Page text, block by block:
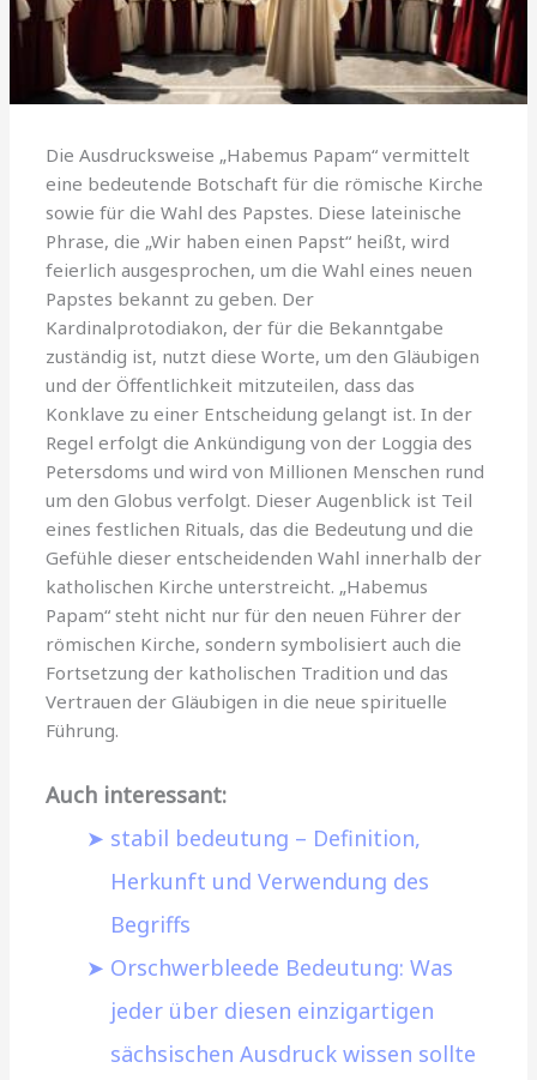
Die Ausdrucksweise „Habemus Papam“ vermittelt
eine bedeutende Botschaft für die römische Kirche
sowie für die Wahl des Papstes. Diese lateinische
Phrase, die „Wir haben einen Papst“ heißt, wird
feierlich ausgesprochen, um die Wahl eines neuen
Papstes bekannt zu geben. Der
Kardinalprotodiakon, der für die Bekanntgabe
zuständig ist, nutzt diese Worte, um den Gläubigen
und der Öffentlichkeit mitzuteilen, dass das
Konklave zu einer Entscheidung gelangt ist. In der
Regel erfolgt die Ankündigung von der Loggia des
Petersdoms und wird von Millionen Menschen rund
um den Globus verfolgt. Dieser Augenblick ist Teil
eines festlichen Rituals, das die Bedeutung und die
Gefühle dieser entscheidenden Wahl innerhalb der
katholischen Kirche unterstreicht. „Habemus
Papam“ steht nicht nur für den neuen Führer der
römischen Kirche, sondern symbolisiert auch die
Fortsetzung der katholischen Tradition und das
Vertrauen der Gläubigen in die neue spirituelle
Führung.
Auch interessant:
stabil bedeutung – Definition,
Herkunft und Verwendung des
Begriffs
Orschwerbleede Bedeutung: Was
jeder über diesen einzigartigen
sächsischen Ausdruck wissen sollte